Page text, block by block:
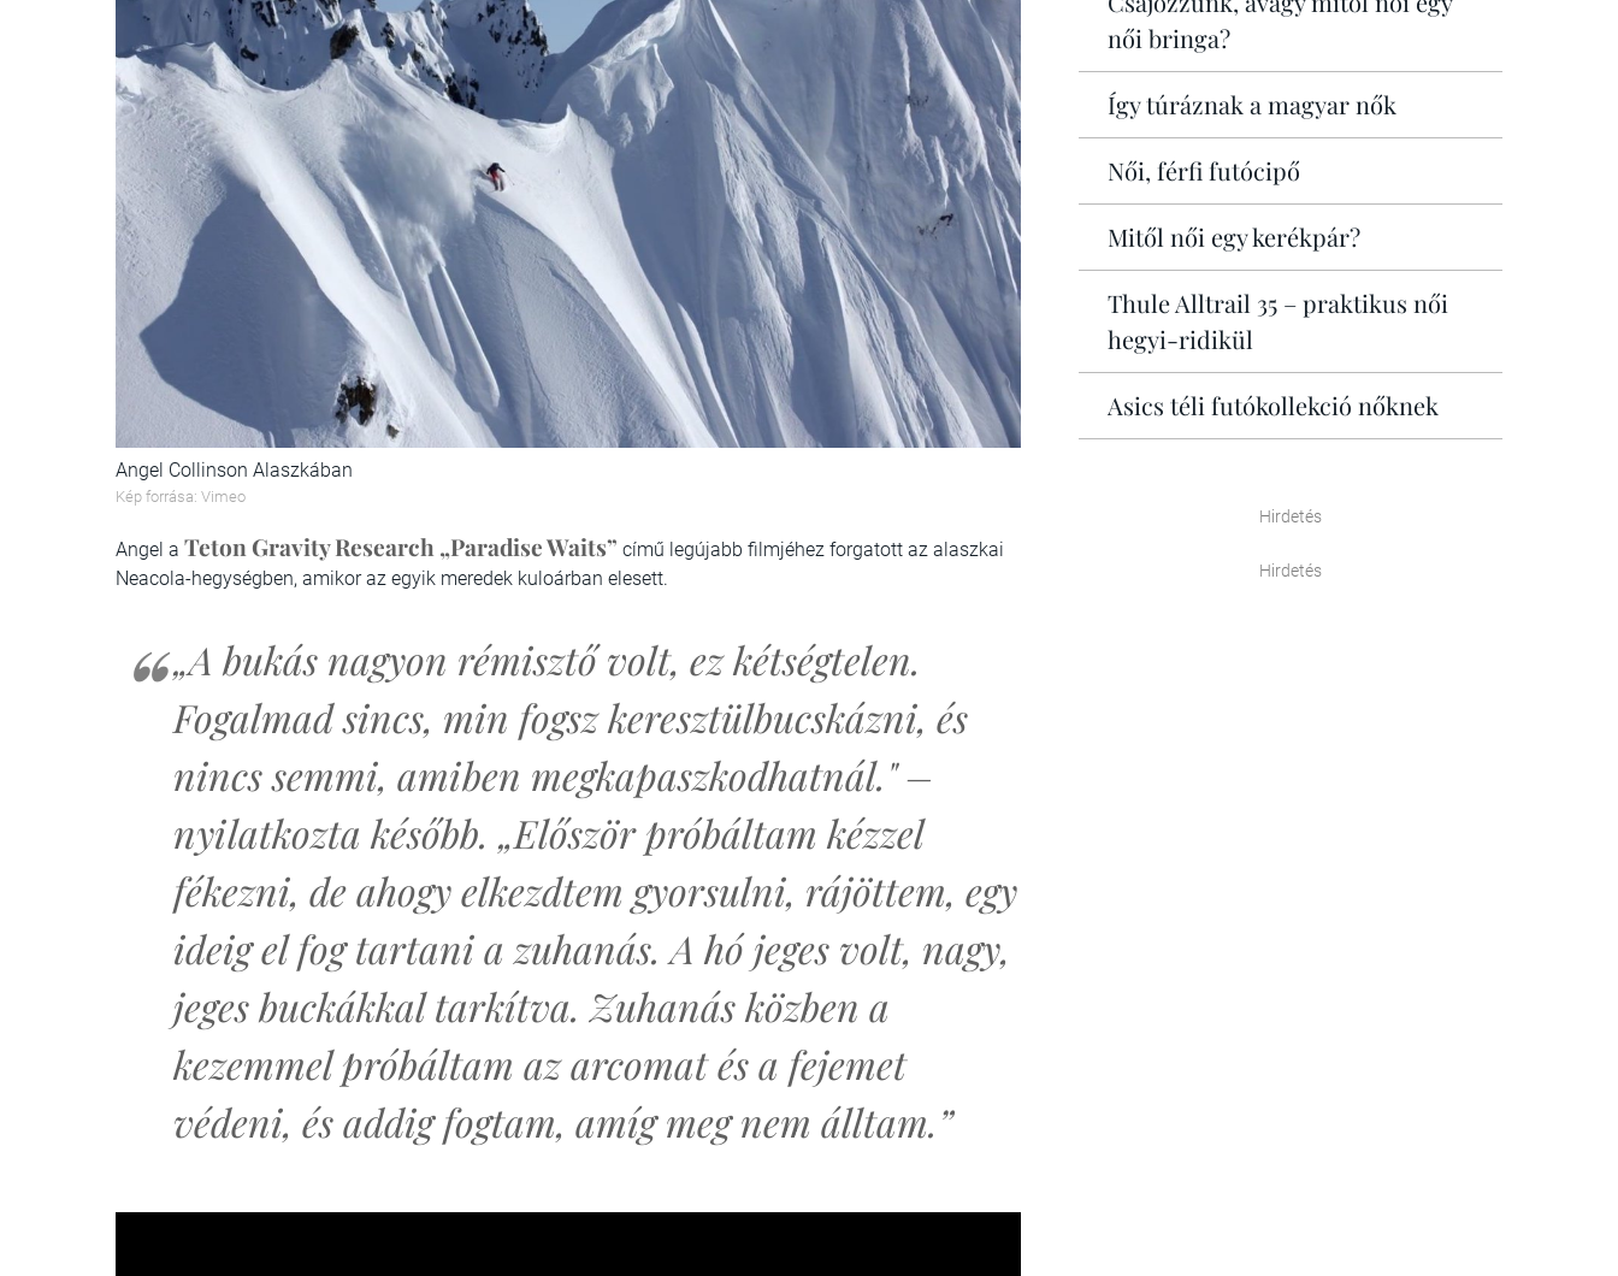
Angel Collinson Alaszkában
Kép forrása: Vimeo
Angel a Teton Gravity Research „Paradise Waits” című legújabb filmjéhez forgatott az alaszkai
Neacola-hegységben, amikor az egyik meredek kuloárban elesett.
„A bukás nagyon rémisztő volt, ez kétségtelen.
Fogalmad sincs, min fogsz keresztülbucskázni, és
nincs semmi, amiben megkapaszkodhatnál." –
nyilatkozta később. „Először próbáltam kézzel
fékezni, de ahogy elkezdtem gyorsulni, rájöttem, egy
ideig el fog tartani a zuhanás. A hó jeges volt, nagy,
jeges buckákkal tarkítva. Zuhanás közben a
kezemmel próbáltam az arcomat és a fejemet
védeni, és addig fogtam, amíg meg nem álltam.”
női bringa?
Így túráznak a magyar nők
Női, férfi futócipő
Mitől női egy kerékpár?
Thule Alltrail 35 – praktikus női
hegyi-ridikül
Asics téli futókollekció nőknek
Hirdetés
Hirdetés